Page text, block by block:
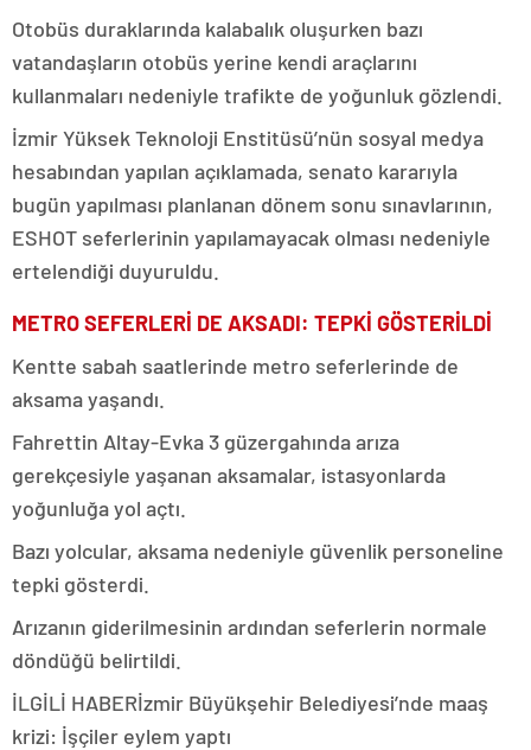
Otobüs duraklarında kalabalık oluşurken bazı
vatandaşların otobüs yerine kendi araçlarını
kullanmaları nedeniyle trafikte de yoğunluk gözlendi.
İzmir Yüksek Teknoloji Enstitüsü’nün sosyal medya
hesabından yapılan açıklamada, senato kararıyla
bugün yapılması planlanan dönem sonu sınavlarının,
ESHOT seferlerinin yapılamayacak olması nedeniyle
ertelendiği duyuruldu.
METRO SEFERLERİ DE AKSADI: TEPKİ GÖSTERİLDİ
Kentte sabah saatlerinde metro seferlerinde de
aksama yaşandı.
Fahrettin Altay-Evka 3 güzergahında arıza
gerekçesiyle yaşanan aksamalar, istasyonlarda
yoğunluğa yol açtı.
Bazı yolcular, aksama nedeniyle güvenlik personeline
tepki gösterdi.
Arızanın giderilmesinin ardından seferlerin normale
döndüğü belirtildi.
İLGİLİ HABERİzmir Büyükşehir Belediyesi’nde maaş
krizi: İşçiler eylem yaptı